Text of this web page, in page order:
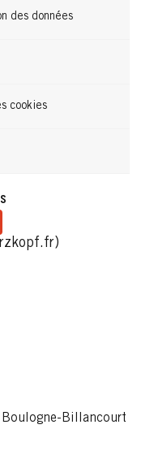
des données
cookies
Billancourt